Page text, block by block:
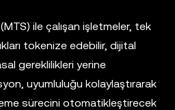
ile çalışan işletmeler, tek
tokenize edebilir, dijital
gereklilikleri yerine
uyumluluğu kolaylaştırarak
sürecini otomatikleştirecek